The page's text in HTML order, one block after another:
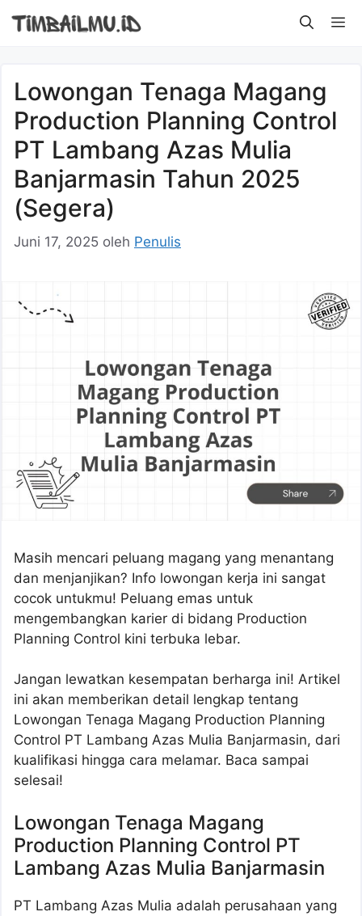
Lowongan Tenaga Magang
Production Planning Control
PT Lambang Azas Mulia
Banjarmasin Tahun 2025
(Segera)
Juni 17, 2025 oleh Penulis
Masih mencari peluang magang yang menantang
dan menjanjikan? Info lowongan kerja ini sangat
cocok untukmu! Peluang emas untuk
mengembangkan karier di bidang Production
Planning Control kini terbuka lebar.
Jangan lewatkan kesempatan berharga ini! Artikel
ini akan memberikan detail lengkap tentang
Lowongan Tenaga Magang Production Planning
Control PT Lambang Azas Mulia Banjarmasin, dari
kualifikasi hingga cara melamar. Baca sampai
selesai!
Lowongan Tenaga Magang
Production Planning Control PT
Lambang Azas Mulia Banjarmasin
PT Lambang Azas Mulia adalah perusahaan yang